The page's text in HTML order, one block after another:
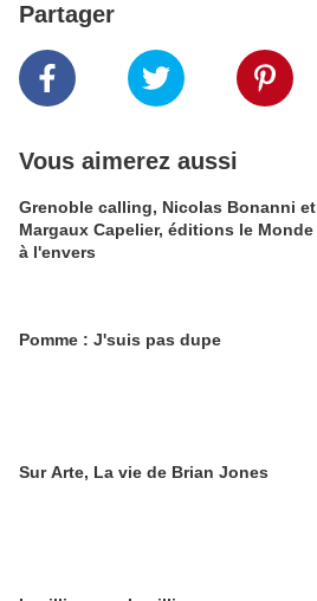
Partager
Vous aimerez aussi
Grenoble calling, Nicolas Bonanni et
Margaux Capelier, éditions le Monde
à l'envers
Pomme : J'suis pas dupe
Sur Arte, La vie de Brian Jones